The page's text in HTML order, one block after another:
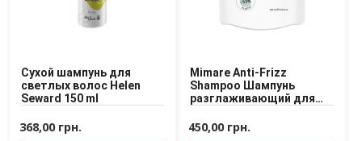
Сухой шампунь для
светлых волос Helen
Seward 150 ml
368,00 грн.
Mimare Anti-Frizz
Shampoo Шампунь
разглаживающий для
макадамии
450,00 грн.